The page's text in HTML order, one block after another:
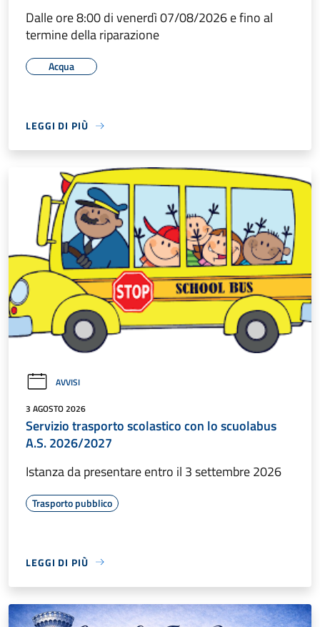
Dalle ore 8:00 di venerdì 07/08/2026 e fino al
termine della riparazione
Acqua
LEGGI DI PIÙ
AVVISI
3 AGOSTO 2026
Servizio trasporto scolastico con lo scuolabus
A.S. 2026/2027
Istanza da presentare entro il 3 settembre 2026
Trasporto pubblico
LEGGI DI PIÙ